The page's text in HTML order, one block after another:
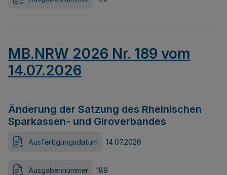
MB.NRW 2026 Nr. 189 vom
14.07.2026
Änderung der Satzung des Rheinischen
Sparkassen- und Giroverbandes
Ausfertigungsdatum 14.07.2026
Ausgabennummer 189